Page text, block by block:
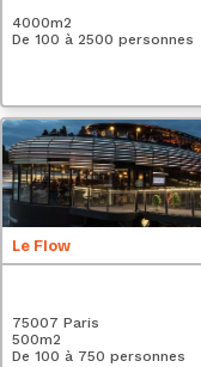
4000m2
De 100 à 2500 personnes
Le Flow
75007 Paris
500m2
De 100 à 750 personnes